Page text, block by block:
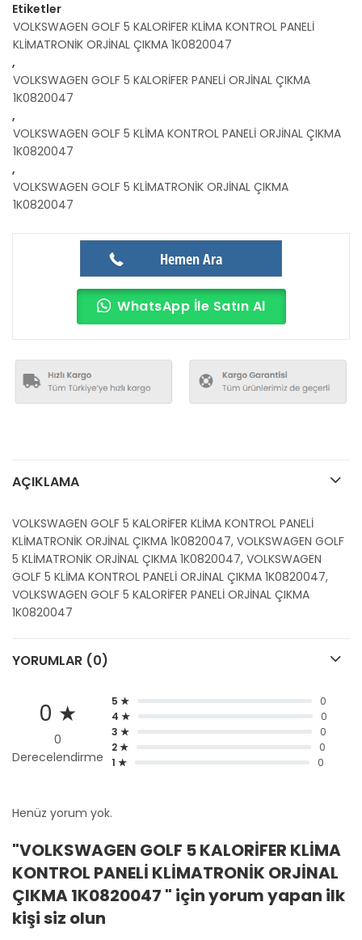
Etiketler
VOLKSWAGEN GOLF 5 KALORİFER KLİMA KONTROL PANELİ
KLİMATRONİK ORJİNAL ÇIKMA 1K0820047
,
VOLKSWAGEN GOLF 5 KALORİFER PANELİ ORJİNAL ÇIKMA
1K0820047
,
VOLKSWAGEN GOLF 5 KLİMA KONTROL PANELİ ORJİNAL ÇIKMA
1K0820047
,
VOLKSWAGEN GOLF 5 KLİMATRONİK ORJİNAL ÇIKMA
1K0820047
Hemen Ara
WhatsApp İle Satın Al
AÇIKLAMA
VOLKSWAGEN GOLF 5 KALORİFER KLİMA KONTROL PANELİ
KLİMATRONİK ORJİNAL ÇIKMA 1K0820047, VOLKSWAGEN GOLF
5 KLİMATRONİK ORJİNAL ÇIKMA 1K0820047, VOLKSWAGEN
GOLF 5 KLİMA KONTROL PANELİ ORJİNAL ÇIKMA 1K0820047,
VOLKSWAGEN GOLF 5 KALORİFER PANELİ ORJİNAL ÇIKMA
1K0820047
YORUMLAR (0)
0 ★
0
Derecelendirme
5 ★
0
4 ★
0
3 ★
0
2 ★
0
1 ★
0
Henüz yorum yok.
"VOLKSWAGEN GOLF 5 KALORİFER KLİMA
KONTROL PANELİ KLİMATRONİK ORJİNAL
ÇIKMA 1K0820047 " için yorum yapan ilk
kişi siz olun